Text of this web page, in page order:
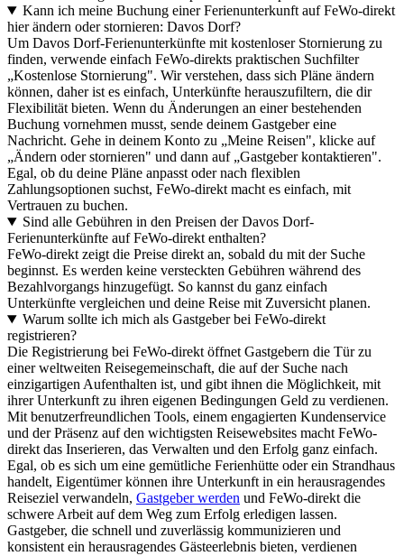
Kann ich meine Buchung einer Ferienunterkunft auf FeWo-direkt
hier ändern oder stornieren: Davos Dorf?
Um Davos Dorf-Ferienunterkünfte mit kostenloser Stornierung zu
finden, verwende einfach FeWo-direkts praktischen Suchfilter
„Kostenlose Stornierung". Wir verstehen, dass sich Pläne ändern
können, daher ist es einfach, Unterkünfte herauszufiltern, die dir
Flexibilität bieten. Wenn du Änderungen an einer bestehenden
Buchung vornehmen musst, sende deinem Gastgeber eine
Nachricht. Gehe in deinem Konto zu „Meine Reisen", klicke auf
„Ändern oder stornieren" und dann auf „Gastgeber kontaktieren".
Egal, ob du deine Pläne anpasst oder nach flexiblen
Zahlungsoptionen suchst, FeWo-direkt macht es einfach, mit
Vertrauen zu buchen.
Sind alle Gebühren in den Preisen der Davos Dorf-
Ferienunterkünfte auf FeWo-direkt enthalten?
FeWo-direkt zeigt die Preise direkt an, sobald du mit der Suche
beginnst. Es werden keine versteckten Gebühren während des
Bezahlvorgangs hinzugefügt. So kannst du ganz einfach
Unterkünfte vergleichen und deine Reise mit Zuversicht planen.
Warum sollte ich mich als Gastgeber bei FeWo-direkt
registrieren?
Die Registrierung bei FeWo-direkt öffnet Gastgebern die Tür zu
einer weltweiten Reisegemeinschaft, die auf der Suche nach
einzigartigen Aufenthalten ist, und gibt ihnen die Möglichkeit, mit
ihrer Unterkunft zu ihren eigenen Bedingungen Geld zu verdienen.
Mit benutzerfreundlichen Tools, einem engagierten Kundenservice
und der Präsenz auf den wichtigsten Reisewebsites macht FeWo-
direkt das Inserieren, das Verwalten und den Erfolg ganz einfach.
Egal, ob es sich um eine gemütliche Ferienhütte oder ein Strandhaus
handelt, Eigentümer können ihre Unterkunft in ein herausragendes
Reiseziel verwandeln, Gastgeber werden und FeWo-direkt die
schwere Arbeit auf dem Weg zum Erfolg erledigen lassen.
Gastgeber, die schnell und zuverlässig kommunizieren und
konsistent ein herausragendes Gästeerlebnis bieten, verdienen